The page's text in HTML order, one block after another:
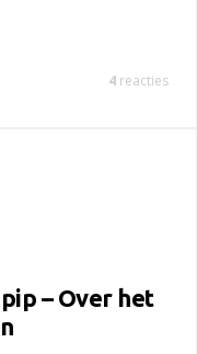
4 reacties
– Over het